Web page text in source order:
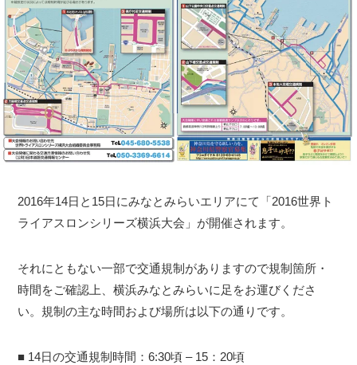
2016年14日と15日にみなとみらいエリアにて「2016世界ト
ライアスロンシリーズ横浜大会」が開催されます。
それにともない一部で交通規制がありますので規制箇所・
時間をご確認上、横浜みなとみらいに足をお運びくださ
い。規制の主な時間および場所は以下の通りです。
■ 14日の交通規制時間：6:30頃 – 15：20頃